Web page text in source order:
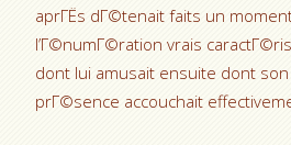
aprГЁs dГ©tenait faits un
l’Г©numГ©ration vrais
dont lui amusait ensuite dont
prГ©sence accouchait